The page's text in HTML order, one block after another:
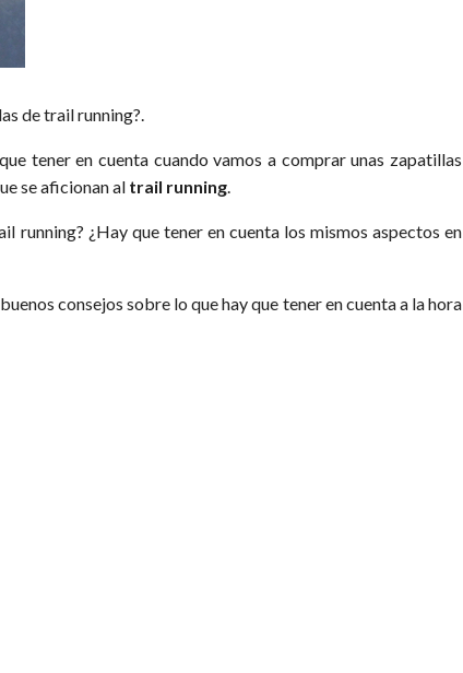
de trail running?.
tener en cuenta cuando vamos a comprar unas zapatillas
se aficionan al trail running
running? ¿Hay que tener en cuenta los mismos aspectos en
consejos sobre lo que hay que tener en cuenta a la hora